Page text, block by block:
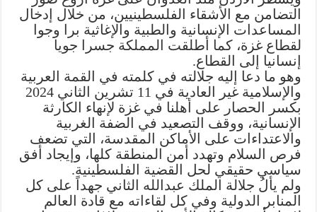
التضامن مع الأشقاء الفلسطينيين، من خلال إدخال
المساعدات الإنسانية والطبية والإغاثية برا وجوا
لقطاع غزة، كما أطلقت المملكة جسرا جويا
إنسانيا إلى القطاع.
وهو ما دعا إليه جلالته في كلمته في القمة العربية
والإسلامية غير العادية في 11 تشرين الثاني 2024
بكسر الحصار على أهلنا في غزة لإنهاء الكارثة
الإنسانية، ووقف التصعيد في الضفة الغربية
والاعتداءات على الأماكن المقدسة، التي تضعف
فرص السلام وتهدد أمن المنطقة كلها، وإيجاد أفق
سياسي حقيقي لحل القضية الفلسطينية.
ولم يألُ جلالة الملك عبدالله الثاني جهداً على كل
المنابر الدولية وفي كل لقاءاته مع قادة العالم